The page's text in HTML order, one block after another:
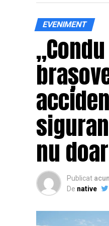
EVENIMENT
nu
Publicat
De native